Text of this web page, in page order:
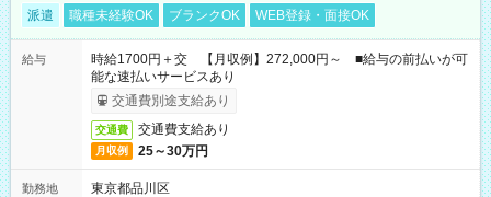
派遣 職種未経験OK ブランクOK WEB登録・面接OK
給与
時給1700円＋交 【月収例】272,000円～ ■給与の前払いが可
能な速払いサービスあり
交通費別途支給あり
交通費 交通費支給あり
月収例 25～30万円
勤務地
東京都品川区